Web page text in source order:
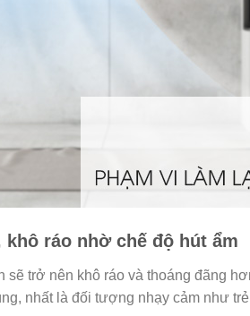
ráo nhờ chế độ hút ẩm
sẽ trở nên khô ráo và thoáng đãng
nhất là đối tượng nhạy cảm như